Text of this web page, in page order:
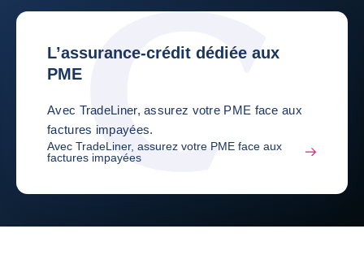
L’assurance-crédit dédiée aux
PME
Avec TradeLiner, assurez votre PME face aux
factures impayées.
Avec TradeLiner, assurez votre PME face aux
factures impayées